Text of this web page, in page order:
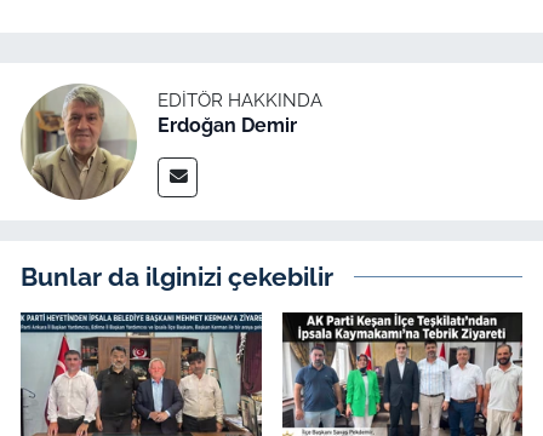
EDITÖR HAKKINDA
Erdoğan Demir
Bunlar da ilginizi çekebilir